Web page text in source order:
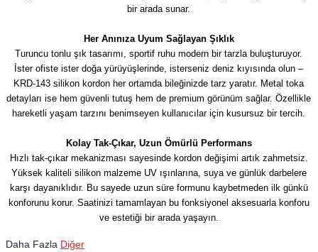
bir arada sunar.
Her Anınıza Uyum Sağlayan Şıklık
Turuncu tonlu şık tasarımı, sportif ruhu modern bir tarzla buluşturuyor.
İster ofiste ister doğa yürüyüşlerinde, isterseniz deniz kıyısında olun –
KRD-143 silikon kordon her ortamda bileğinizde tarz yaratır. Metal toka
detayları ise hem güvenli tutuş hem de premium görünüm sağlar. Özellikle
hareketli yaşam tarzını benimseyen kullanıcılar için kusursuz bir tercih.
Kolay Tak-Çıkar, Uzun Ömürlü Performans
Hızlı tak-çıkar mekanizması sayesinde kordon değişimi artık zahmetsiz.
Yüksek kaliteli silikon malzeme UV ışınlarına, suya ve günlük darbelere
karşı dayanıklıdır. Bu sayede uzun süre formunu kaybetmeden ilk günkü
konforunu korur. Saatinizi tamamlayan bu fonksiyonel aksesuarla konforu
ve estetiği bir arada yaşayın.
Daha Fazla Diğer